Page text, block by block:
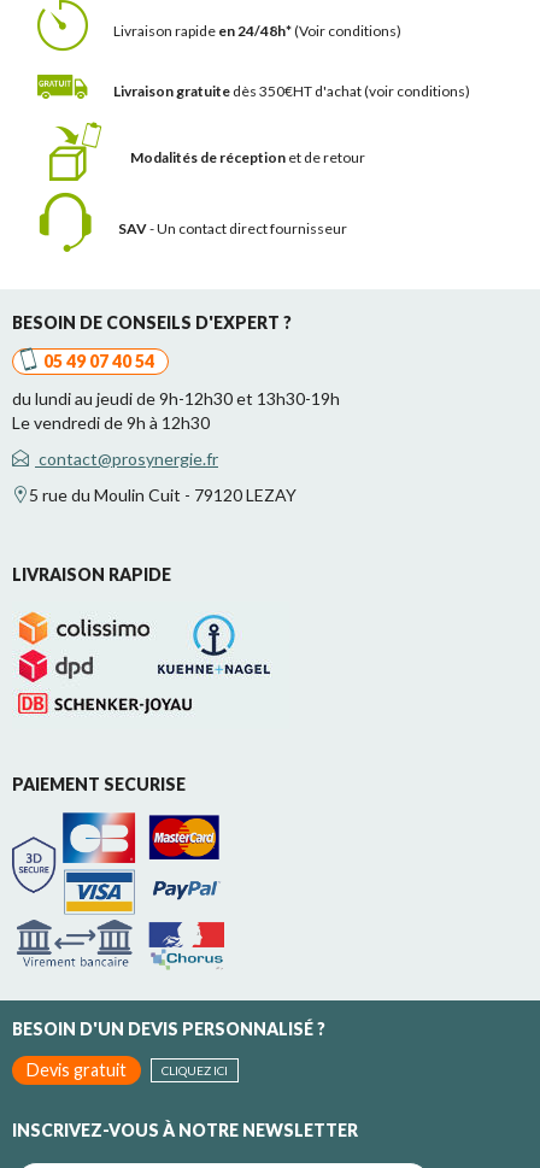
Livraison rapide en 24/48h*(Voir conditions)
Livraison gratuite dès 350€HT d'achat(voir conditions)
Modalités de réception et de retour
SAV- Un contact direct fournisseur
BESOIN DE CONSEILS D'EXPERT ?
05 49 07 40 54
du lundi au jeudi de 9h-12h30 et 13h30-19h
Le vendredi de 9h à 12h30
contact@prosynergie.fr
5 rue du Moulin Cuit - 79120 LEZAY
LIVRAISON RAPIDE
PAIEMENT SECURISE
BESOIN D'UN DEVIS PERSONNALISÉ ?
Devis gratuit
CLIQUEZ ICI
INSCRIVEZ-VOUS À NOTRE NEWSLETTER